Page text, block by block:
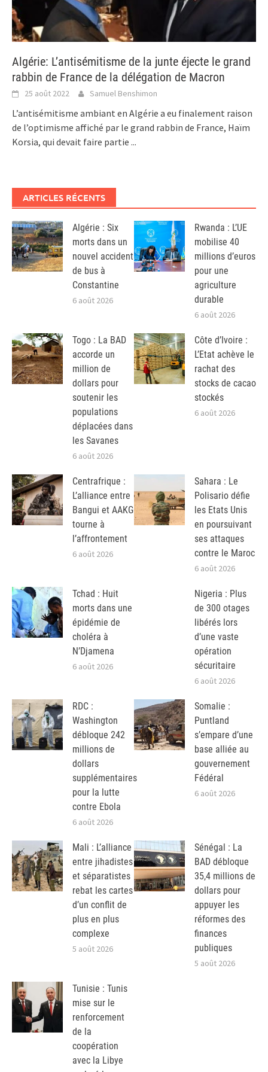
Algérie: L’antisémitisme de la junte éjecte le grand
rabbin de France de la délégation de Macron
25 août 2022 Samuel Benshimon
L’antisémitisme ambiant en Algérie a eu finalement raison
de l’optimisme affiché par le grand rabbin de France, Haïm
Korsia, qui devait faire partie ...
ARTICLES RÉCENTS
Algérie : Six
morts dans un
nouvel accident
de bus à
Constantine
6 août 2026
Rwanda : L’UE
mobilise 40
millions d’euros
pour une
agriculture
durable
6 août 2026
Togo : La BAD
accorde un
million de
dollars pour
soutenir les
populations
déplacées dans
les Savanes
6 août 2026
Côte d’Ivoire :
L’Etat achève le
rachat des
stocks de cacao
stockés
6 août 2026
Centrafrique :
L’alliance entre
Bangui et AAKG
tourne à
l’affrontement
6 août 2026
Sahara : Le
Polisario défie
les Etats Unis
en poursuivant
ses attaques
contre le Maroc
6 août 2026
Tchad : Huit
morts dans une
épidémie de
choléra à
N’Djamena
6 août 2026
Nigeria : Plus
de 300 otages
libérés lors
d’une vaste
opération
sécuritaire
6 août 2026
RDC :
Washington
débloque 242
millions de
dollars
supplémentaires
pour la lutte
contre Ebola
6 août 2026
Somalie :
Puntland
s’empare d’une
base alliée au
gouvernement
Fédéral
6 août 2026
Mali : L’alliance
entre jihadistes
et séparatistes
rebat les cartes
d’un conflit de
plus en plus
complexe
5 août 2026
Sénégal : La
BAD débloque
35,4 millions de
dollars pour
appuyer les
réformes des
finances
publiques
5 août 2026
Tunisie : Tunis
mise sur le
renforcement
de la
coopération
avec la Libye